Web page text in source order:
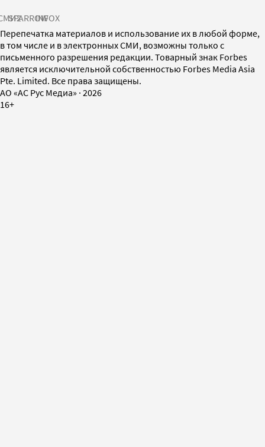
SPARROWINFOX
Перепечатка материалов и использование их в любой форме,
в том числе и в электронных СМИ, возможны только с
письменного разрешения редакции. Товарный знак Forbes
является исключительной собственностью Forbes Media Asia
Pte. Limited. Все права защищены.
AO «АС Рус Медиа» · 2026
16+